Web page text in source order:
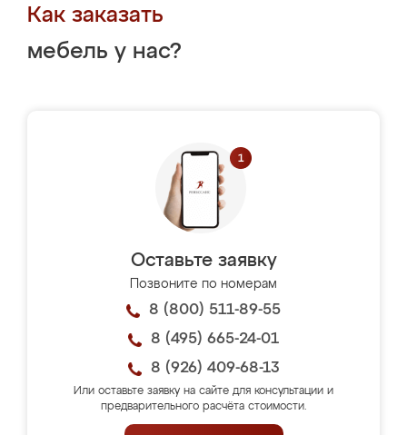
Как заказать
мебель у нас?
Оставьте заявку
Позвоните по номерам
8 (800) 511-89-55
8 (495) 665-24-01
8 (926) 409-68-13
Или оставьте заявку на сайте для консультации и
предварительного расчёта стоимости.